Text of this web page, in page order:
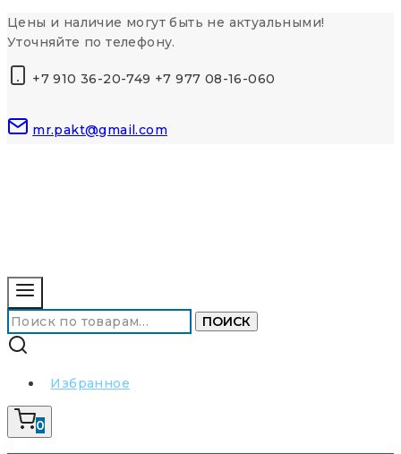
Перейти
к
Цены и наличие могут быть не актуальными!
Уточняйте по телефону.
+7 910 36-20-749 +7 977 08-16-060
mr.pakt@gmail.com
Искать: ПОИСК
Избранное
0